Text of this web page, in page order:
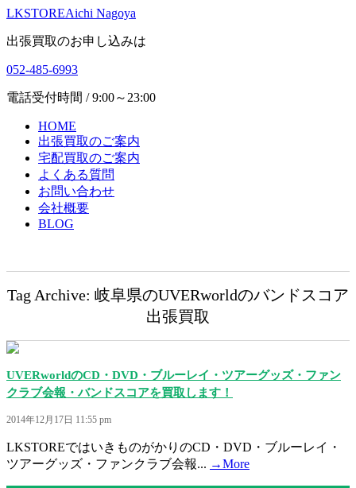
LKSTOREAichi Nagoya
出張買取のお申し込みは
052-485-6993
電話受付時間 / 9:00～23:00
HOME
出張買取のご案内
宅配買取のご案内
よくある質問
お問い合わせ
会社概要
BLOG
Tag Archive: 岐阜県のUVERworldのバンドスコア
出張買取
UVERworldのCD・DVD・ブルーレイ・ツアーグッズ・ファン
クラブ会報・バンドスコアを買取します！
2014年12月17日 11:55 pm
LKSTOREではいきものがかりのCD・DVD・ブルーレイ・
ツアーグッズ・ファンクラブ会報... →More